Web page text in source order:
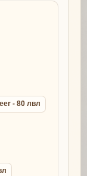
- 80 лвл